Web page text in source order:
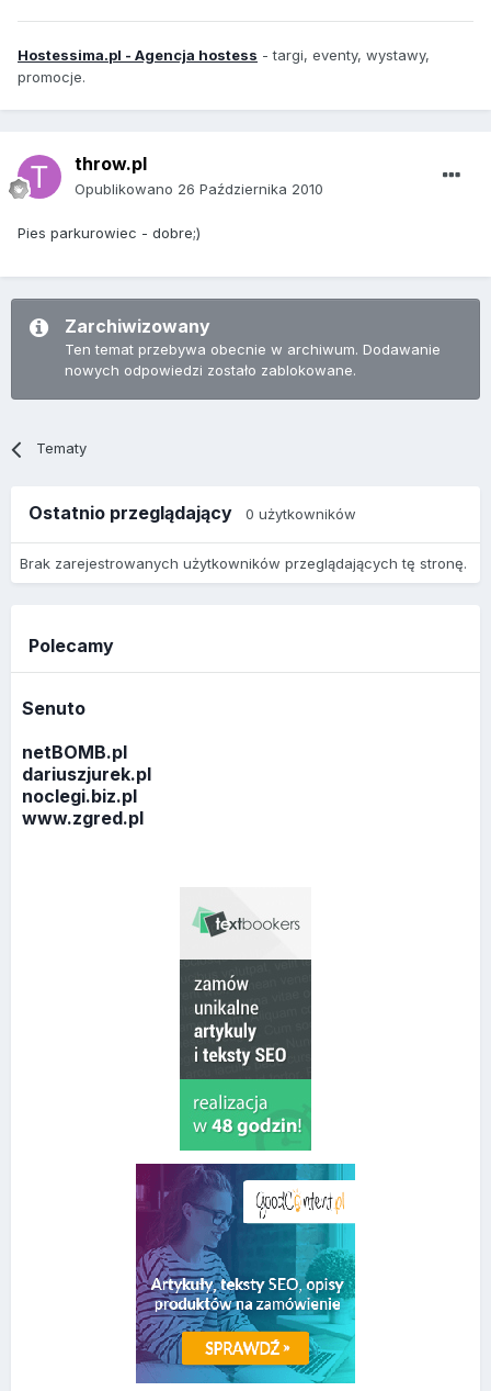
Hostessima.pl - Agencja hostess - targi, eventy, wystawy,
promocje.
throw.pl
Opublikowano 26 Października 2010
Pies parkurowiec - dobre;)
Zarchiwizowany
Ten temat przebywa obecnie w archiwum. Dodawanie
nowych odpowiedzi zostało zablokowane.
Tematy
Ostatnio przeglądający 0 użytkowników
Brak zarejestrowanych użytkowników przeglądających tę stronę.
Polecamy
Senuto
netBOMB.pl
dariuszjurek.pl
noclegi.biz.pl
www.zgred.pl